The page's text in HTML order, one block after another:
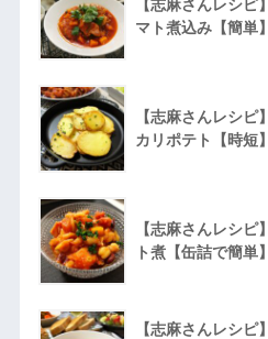
【志麻さんレシピ
マト煮込み【簡単】
【志麻さんレシピ
カリポテト【時短】
【志麻さんレシ
ト煮【缶詰で簡単】
【志麻さんレシ